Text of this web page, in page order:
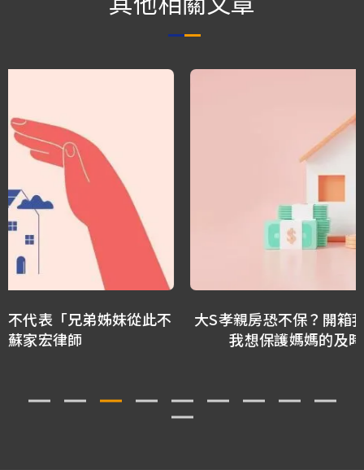
大S孝親房恐不保？開箱我13年前寫的遺囑：這是
我想保護媽媽的及時保障－蘇家宏律師